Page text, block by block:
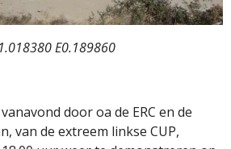
E0.189860
door oa de ERC en de
van de extreem linkse CUP,